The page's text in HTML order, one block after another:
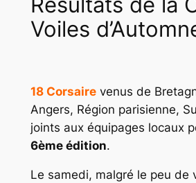
Voiles
18 Corsairevenus de
Angers, Région parisienne,
joints aux équipages locaux
6ème édition.
Le samedi, malgré le peu de